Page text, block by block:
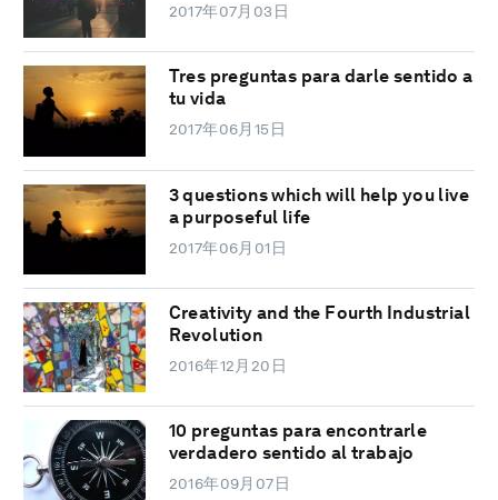
2017年07月03日
Tres preguntas para darle sentido a
tu vida
2017年06月15日
3 questions which will help you live
a purposeful life
2017年06月01日
Creativity and the Fourth Industrial
Revolution
2016年12月20日
10 preguntas para encontrarle
verdadero sentido al trabajo
2016年09月07日